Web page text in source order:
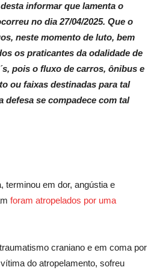
informar que lamenta o
no dia 27/04/2025. Que o
neste momento de luto, bem
os praticantes da odalidade de
pois o fluxo de carros, ônibus e
ou faixas destinadas para tal
defesa se compadece com tal
terminou em dor, angústia e
foram atropelados por uma
craniano e em coma por
do atropelamento, sofreu